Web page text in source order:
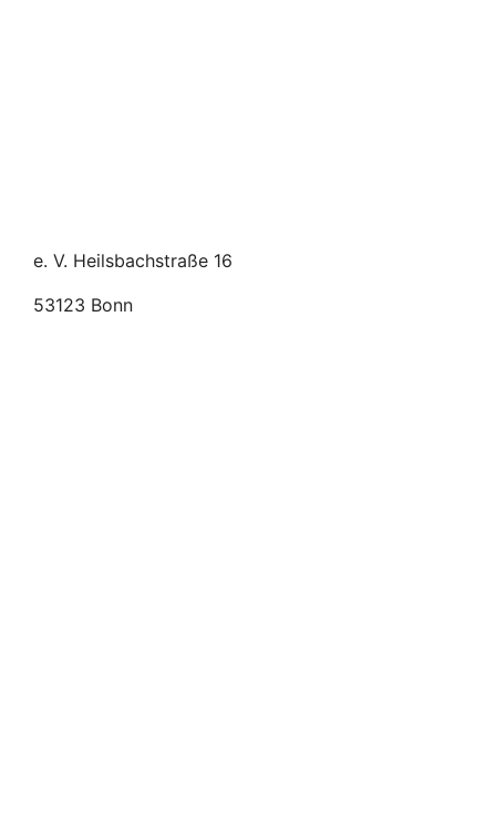
e. V. Heilsbachstraße 16
53123 Bonn